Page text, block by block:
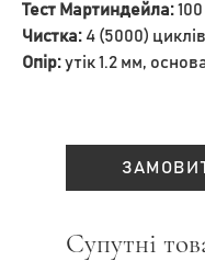
Тест Мартиндейла:
Чистка: 4 (5000) циклів
Опір:утік 1.2 мм,
Супутні